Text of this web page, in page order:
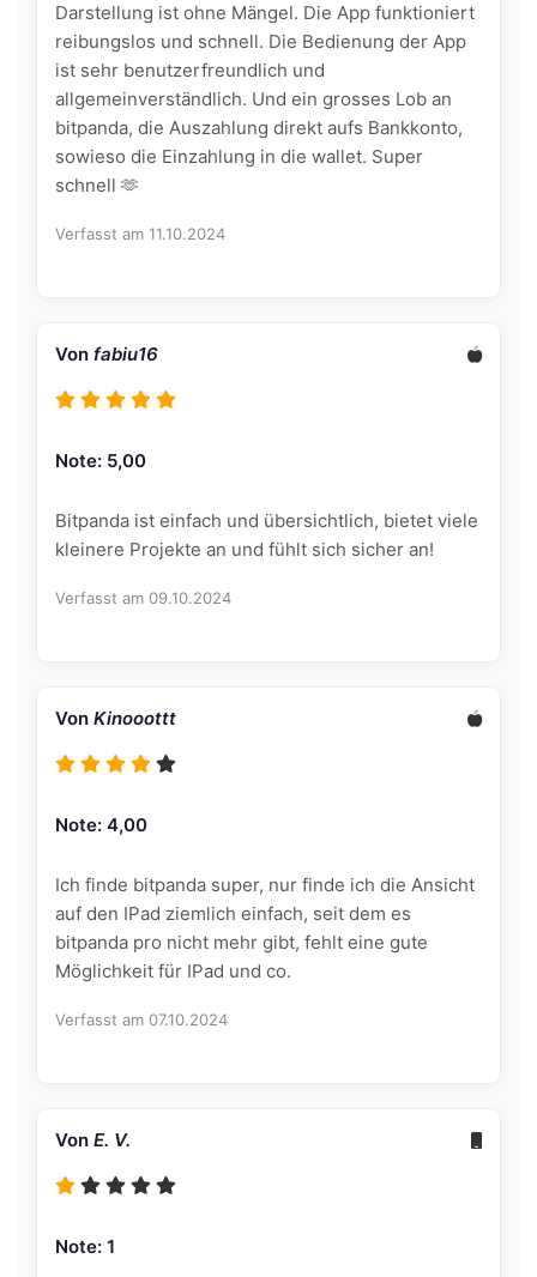
Darstellung ist ohne Mängel. Die App funktioniert
reibungslos und schnell. Die Bedienung der App
ist sehr benutzerfreundlich und
allgemeinverständlich. Und ein grosses Lob an
bitpanda, die Auszahlung direkt aufs Bankkonto,
sowieso die Einzahlung in die wallet. Super
schnell 🫶
Verfasst am 11.10.2024
Von fabiu16
Note: 5,00
Bitpanda ist einfach und übersichtlich, bietet viele
kleinere Projekte an und fühlt sich sicher an!
Verfasst am 09.10.2024
Von Kinooottt
Note: 4,00
Ich finde bitpanda super, nur finde ich die Ansicht
auf den IPad ziemlich einfach, seit dem es
bitpanda pro nicht mehr gibt, fehlt eine gute
Möglichkeit für IPad und co.
Verfasst am 07.10.2024
Von E. V.
Note: 1